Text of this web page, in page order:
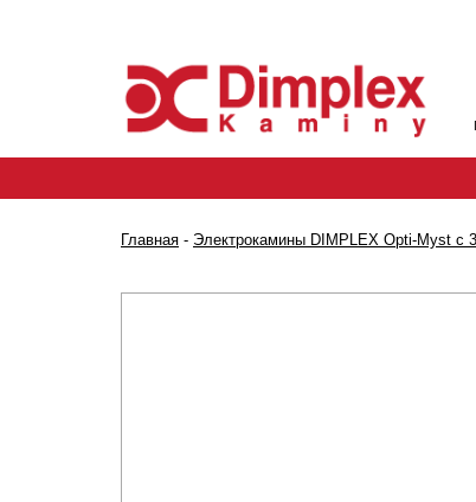
Главная - Электрокамины DIMPLEX Opti-Myst